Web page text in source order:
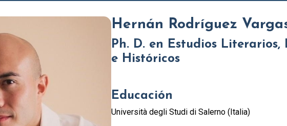
Hernán Rodríguez
Ph. D. en Estudios Literarios,
e Históricos
Educación
Università degli Studi di Salerno (Italia)